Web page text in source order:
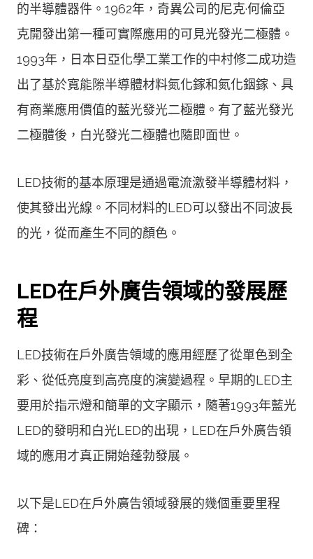
的半導體器件。1962年，奇異公司的尼克·何倫亞
克開發出第一種可實際應用的可見光發光二極體。
1993年，日本日亞化學工業工作的中村修二成功造
出了基於寬能隙半導體材料氮化鎵和氮化銦鎵、具
有商業應用價值的藍光發光二極體。有了藍光發光
二極體後，白光發光二極體也隨即面世。
LED技術的基本原理是通過電流激發半導體材料，
使其發出光線。不同材料的LED可以發出不同波長
的光，從而產生不同的顏色。
LED在戶外廣告領域的發展歷
程
LED技術在戶外廣告領域的應用經歷了從單色到全
彩、從低亮度到高亮度的演變過程。早期的LED主
要用於指示燈和簡單的文字顯示，隨著1993年藍光
LED的發明和白光LED的出現，LED在戶外廣告領
域的應用才真正開始蓬勃發展。
以下是LED在戶外廣告領域發展的幾個重要里程
碑：